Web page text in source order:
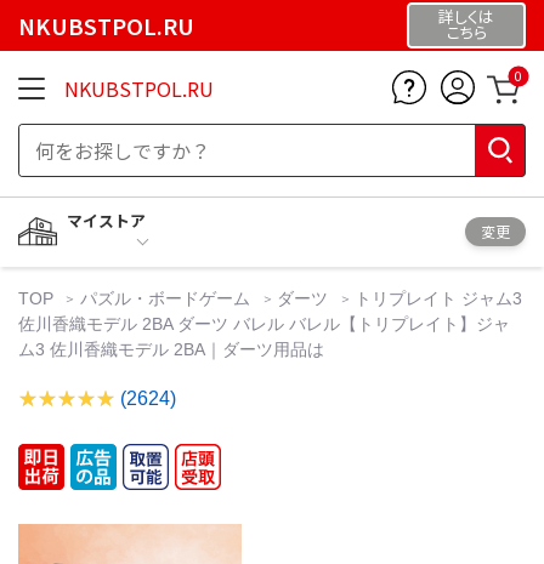
NKUBSTPOL.RU 詳しくは
こちら
NKUBSTPOL.RU 0
マイストア
変更
TOP パズル・ボードゲーム ダーツ
トリプレイト ジャム3
佐川香織モデル 2BA ダーツ バレル バレル【トリプレイト】ジャ
ム3 佐川香織モデル 2BA｜ダーツ用品は
(2624)